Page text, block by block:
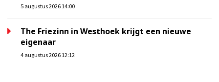
5 augustus 2026 14:00
The Friezinn in Westhoek krijgt een nieuwe
eigenaar
4 augustus 2026 12:12